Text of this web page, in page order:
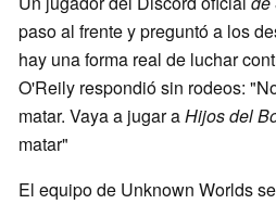
paso al frente y preguntó a los
hay una forma real de luchar
O'Reily respondió sin rodeos:
matar. Vaya a jugar aHijos del
matar"
El equipo de Unknown Worlds